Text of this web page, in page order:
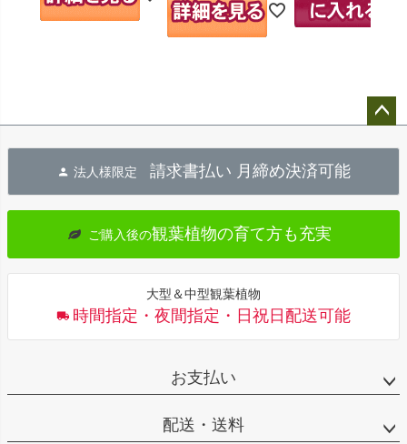
へ
法人様限定 請求書払い 月締め決済可能
ご購入後の観葉植物の育て方も充実
大型＆中型観葉植物
時間指定・夜間指定・日祝日配送可能
お支払い
配送・送料